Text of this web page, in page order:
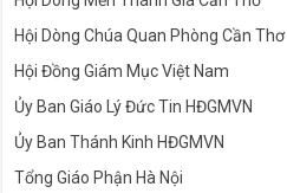
Hội Dòng Chúa Quan Phòng Cần Thơ
Hội Đồng Giám Mục Việt Nam
Ủy Ban Giáo Lý Đức Tin HĐGMVN
Ủy Ban Thánh Kinh HĐGMVN
Tổng Giáo Phận Hà Nội